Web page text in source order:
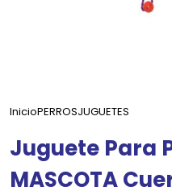
InicioPERROSJUGUETES
Juguete Para
MASCOTA